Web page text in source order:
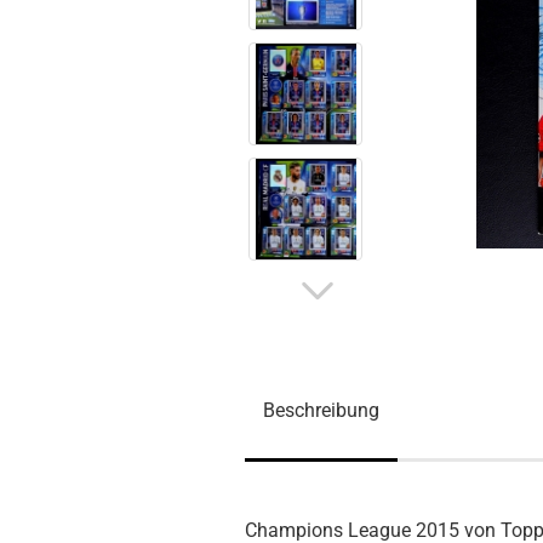
Beschreibung
Champions League 2015 von